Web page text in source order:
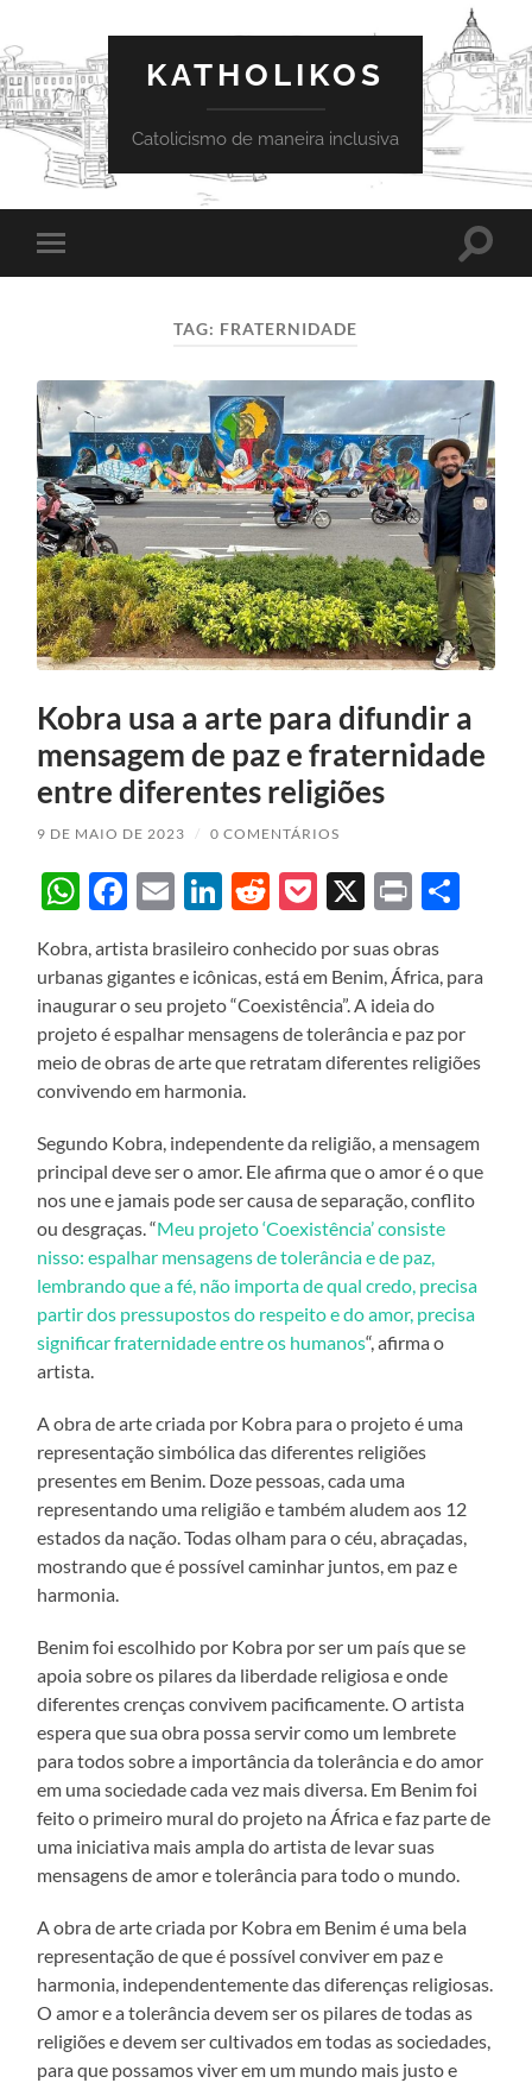
KATHOLIKOS
Catolicismo de maneira inclusiva
Toggle
mobile
Toggle
TAG: FRATERNIDADE
Kobra usa a arte para difundir a
mensagem de paz e fraternidade
entre diferentes religiões
9 DE MAIO DE 2023 / 0 COMENTÁRIOS
WhatsApp
Facebook
EmailLinkedIn
Reddit
Pocket
X Print
Kobra, artista brasileiro conhecido por suas obras
urbanas gigantes e icônicas, está em Benim, África, para
inaugurar o seu projeto “Coexistência”. A ideia do
projeto é espalhar mensagens de tolerância e paz por
meio de obras de arte que retratam diferentes religiões
convivendo em harmonia.
Segundo Kobra, independente da religião, a mensagem
principal deve ser o amor. Ele afirma que o amor é o que
nos une e jamais pode ser causa de separação, conflito
ou desgraças. “Meu projeto ‘Coexistência’ consiste
nisso: espalhar mensagens de tolerância e de paz,
lembrando que a fé, não importa de qual credo, precisa
partir dos pressupostos do respeito e do amor, precisa
significar fraternidade entre os humanos“, afirma o
artista.
A obra de arte criada por Kobra para o projeto é uma
representação simbólica das diferentes religiões
presentes em Benim. Doze pessoas, cada uma
representando uma religião e também aludem aos 12
estados da nação. Todas olham para o céu, abraçadas,
mostrando que é possível caminhar juntos, em paz e
harmonia.
Benim foi escolhido por Kobra por ser um país que se
apoia sobre os pilares da liberdade religiosa e onde
diferentes crenças convivem pacificamente. O artista
espera que sua obra possa servir como um lembrete
para todos sobre a importância da tolerância e do amor
em uma sociedade cada vez mais diversa. Em Benim foi
feito o primeiro mural do projeto na África e faz parte de
uma iniciativa mais ampla do artista de levar suas
mensagens de amor e tolerância para todo o mundo.
A obra de arte criada por Kobra em Benim é uma bela
representação de que é possível conviver em paz e
harmonia, independentemente das diferenças religiosas.
O amor e a tolerância devem ser os pilares de todas as
religiões e devem ser cultivados em todas as sociedades,
para que possamos viver em um mundo mais justo e